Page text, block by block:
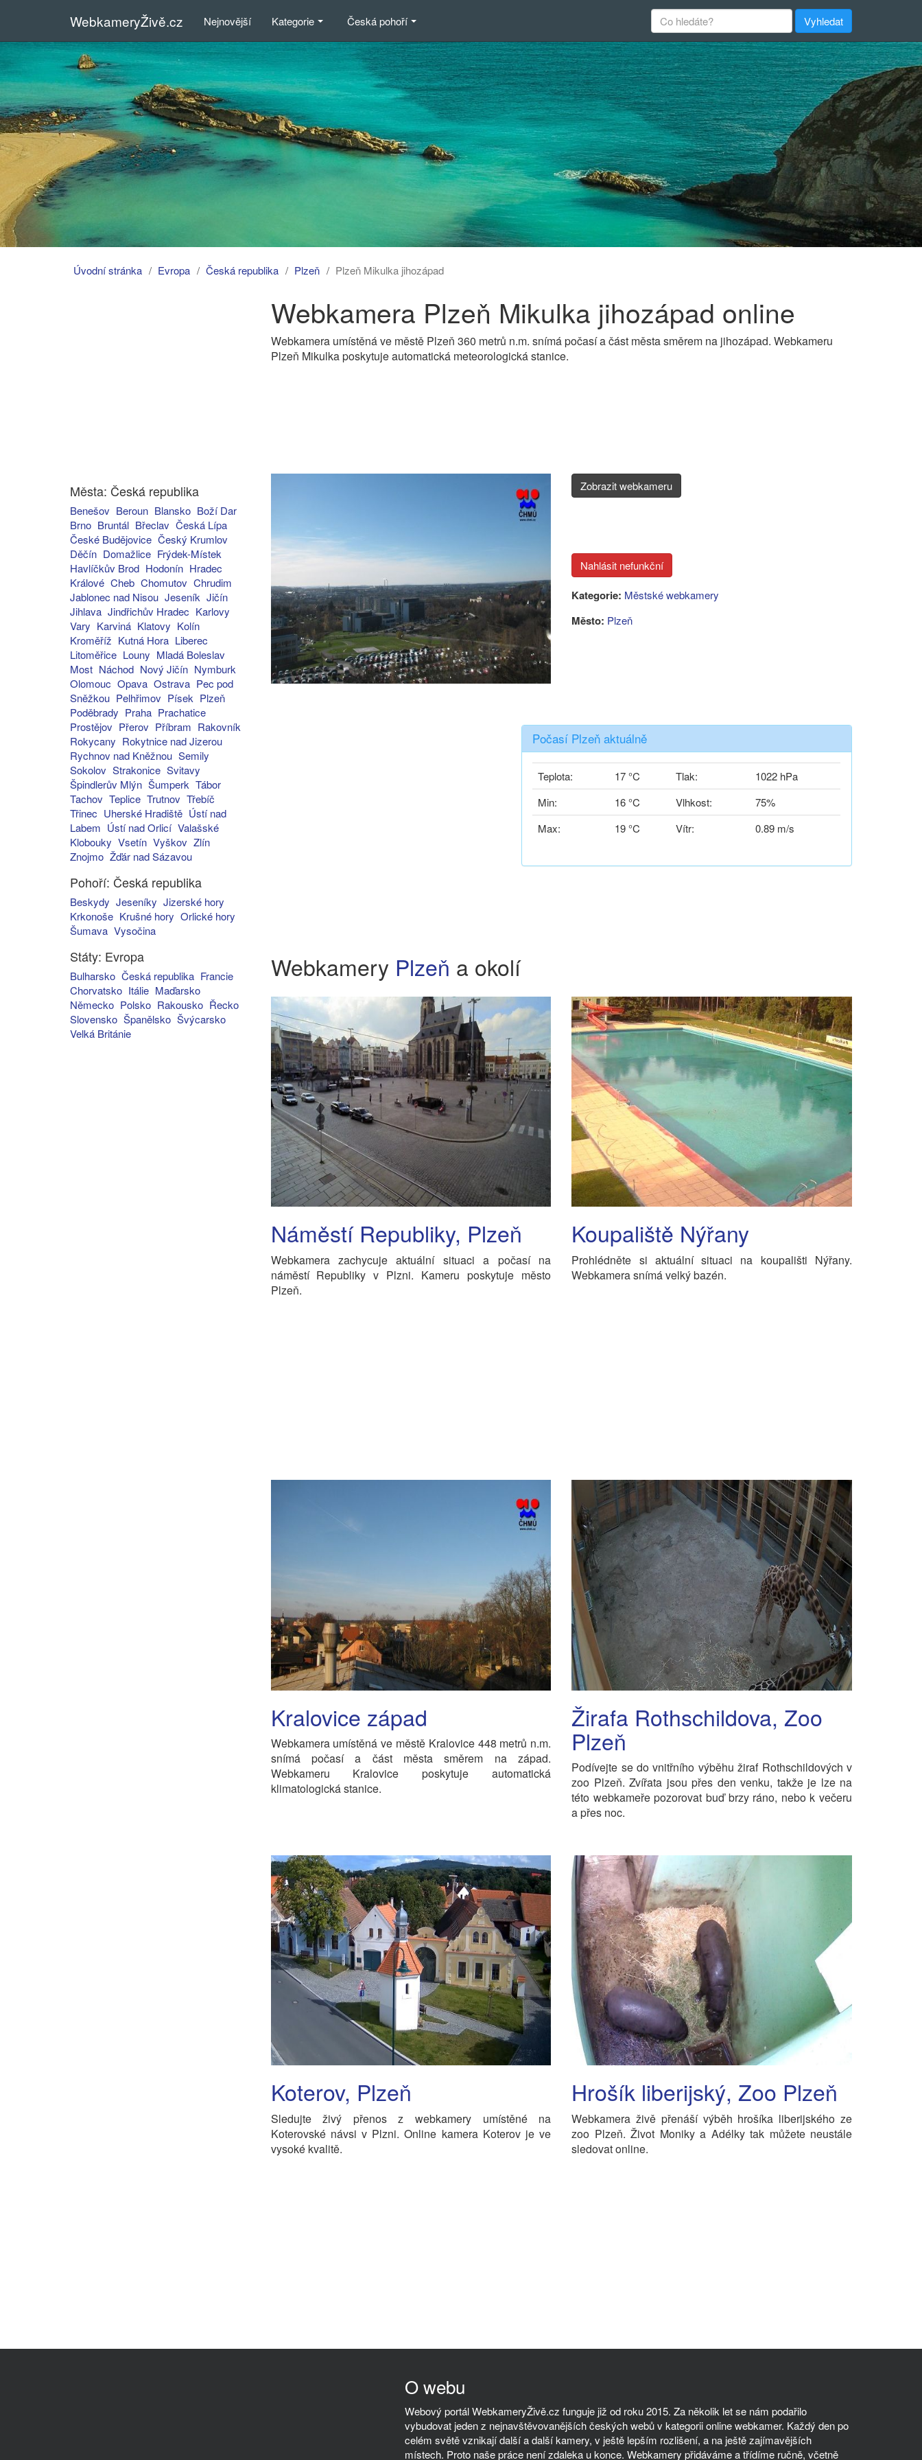
WebkameryŽivě.cz Nejnovější Kategorie Česká pohoří
Úvodní stránka Evropa Česká republika Plzeň Plzeň Mikulka jihozápad
Města: Česká republika
Benešov Beroun Blansko Boží Dar
Brno Bruntál Břeclav Česká Lípa
České Budějovice Český Krumlov
Děčín Domažlice Frýdek-Místek
Havlíčkův Brod Hodonín Hradec
Králové Cheb Chomutov Chrudim
Jablonec nad Nisou Jeseník Jičín
Jihlava Jindřichův Hradec Karlovy
Vary Karviná Klatovy Kolín
Kroměříž Kutná Hora Liberec
Litoměřice Louny Mladá Boleslav
Most Náchod Nový Jičín Nymburk
Olomouc Opava Ostrava Pec pod
Sněžkou Pelhřimov Písek Plzeň
Poděbrady Praha Prachatice
Prostějov Přerov Příbram Rakovník
Rokycany Rokytnice nad Jizerou
Rychnov nad Kněžnou Semily
Sokolov Strakonice Svitavy
Špindlerův Mlýn Šumperk Tábor
Tachov Teplice Trutnov Třebíč
Třinec Uherské Hradiště Ústí nad
Labem Ústí nad Orlicí Valašské
Klobouky Vsetín Vyškov Zlín
Znojmo Žďár nad Sázavou
Pohoří: Česká republika
Beskydy Jeseníky Jizerské hory
Krkonoše Krušné hory Orlické hory
Šumava Vysočina
Státy: Evropa
Bulharsko Česká republika Francie
Chorvatsko Itálie Maďarsko
Německo Polsko Rakousko Řecko
Slovensko Španělsko Švýcarsko
Velká Británie
Webkamera Plzeň Mikulka jihozápad online
Webkamera umístěná ve městě Plzeň 360 metrů n.m. snímá počasí a část města směrem na jihozápad. Webkameru
Plzeň Mikulka poskytuje automatická meteorologická stanice.
Zobrazit webkameru
Kategorie: Městské webkamery
Město: Plzeň
Počasí Plzeň aktuálně
Teplota: 17 °C Tlak:
1022 hPa
Min:
16 °C Vlhkost:
75%
Max:
19 °C Vítr: 0.89 m/s
Webkamery Plzeň a okolí
Náměstí Republiky, Plzeň
Webkamera zachycuje aktuální situaci a počasí na
náměstí Republiky v Plzni. Kameru poskytuje město
Plzeň.
Koupaliště Nýřany
Prohlédněte si aktuální situaci na koupališti Nýřany.
Webkamera snímá velký bazén.
Kralovice západ
Webkamera umístěná ve městě Kralovice 448 metrů n.m.
snímá počasí a část města směrem na západ.
Webkameru Kralovice poskytuje automatická
klimatologická stanice.
Žirafa Rothschildova, Zoo
Plzeň
Podívejte se do vnitřního výběhu žiraf Rothschildových v
zoo Plzeň. Zvířata jsou přes den venku, takže je lze na
této webkameře pozorovat buď brzy ráno, nebo k večeru
a přes noc.
Koterov, Plzeň
Sledujte živý přenos z webkamery umístěné na
Koterovské návsi v Plzni. Online kamera Koterov je ve
vysoké kvalitě.
Hrošík liberijský, Zoo Plzeň
Webkamera živě přenáší výběh hrošíka liberijského ze
zoo Plzeň. Život Moniky a Adélky tak můžete neustále
sledovat online.
O webu
Webový portál WebkameryŽivě.cz funguje již od roku 2015. Za několik let se nám podařilo
vybudovat jeden z nejnavštěvovanějších českých webů v kategorii online webkamer. Každý den po
celém světě vznikají další a další kamery, v ještě lepším rozlišení, a na ještě zajímavějších
místech. Proto naše práce není zdaleka u konce. Webkamery přidáváme a třídíme ručně, včetně